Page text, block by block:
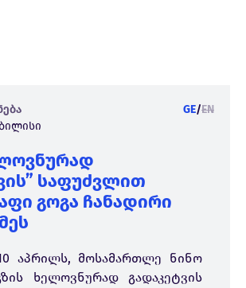
GE/EN
საფუძვლით
გოგა ჩანადირი
აპრილს, მოსამართლე ნინო
ხელოვნურად გადაკეტვის